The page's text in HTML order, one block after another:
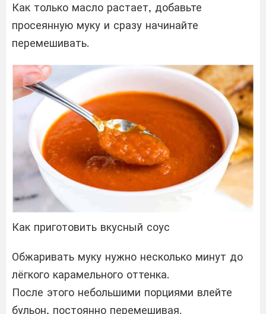
Как только масло растает, добавьте
просеянную муку и сразу начинайте
перемешивать.
Как приготовить вкусный соус
Обжаривать муку нужно несколько минут до
лёгкого карамельного оттенка.
После этого небольшими порциями влейте
бульон, постоянно перемешивая.